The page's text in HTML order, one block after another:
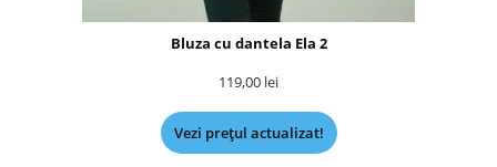
Bluza cu dantela Ela 2
119,00 lei
Vezi prețul actualizat!